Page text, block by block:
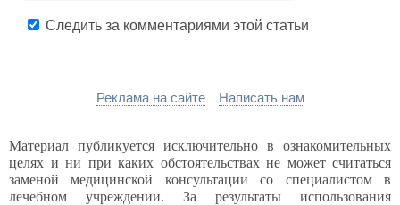
Следить за комментариями этой статьи
Реклама на сайте Написать нам
Материал публикуется исключительно в ознакомительных
целях и ни при каких обстоятельствах не может считаться
заменой медицинской консультации со специалистом в
лечебном учреждении. За результаты использования